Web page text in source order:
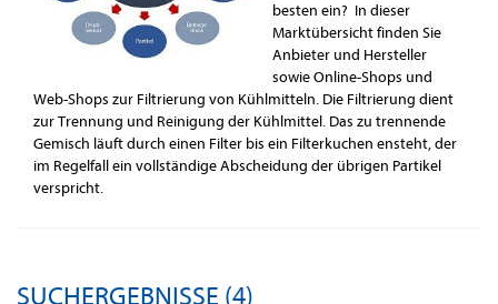
besten ein? In dieser
Marktübersicht finden Sie
Anbieter und Hersteller
sowie Online-Shops und
Web-Shops zur Filtrierung von Kühlmitteln. Die Filtrierung dient
zur Trennung und Reinigung der Kühlmittel. Das zu trennende
Gemisch läuft durch einen Filter bis ein Filterkuchen ensteht, der
im Regelfall ein vollständige Abscheidung der übrigen Partikel
verspricht.
SUCHERGEBNISSE (4)